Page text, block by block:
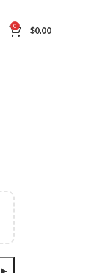
0 $0.00
▶